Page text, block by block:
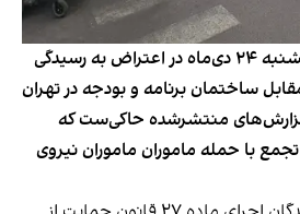
گروهی از معلولان روز یکشنبه ۲۴ دی‌ماه در اعتراض به رسیدگی
ساختمان برنامه و بودجه در تهران
گزارش‌های منتشرشده حاکی‌ست که
با حمله ماموران ماموران نیروی